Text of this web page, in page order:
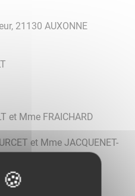
21130 AUXONNE
et Mme FRAICHARD
et Mme JACQUENET-